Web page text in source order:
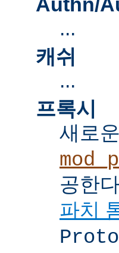
...
캐쉬
...
프록시
새로운
공한
파치